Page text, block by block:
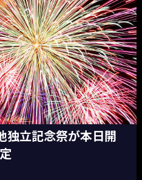
独立記念祭が本日開